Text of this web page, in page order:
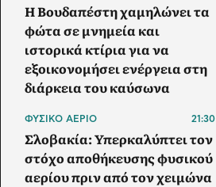
Η Βουδαπέστη χαμηλώνει τα
φώτα σε μνημεία και
ιστορικά κτίρια για να
εξοικονομήσει ενέργεια στη
διάρκεια του καύσωνα
ΦΥΣΙΚΟ ΑΕΡΙΟ 21:30
Σλοβακία: Υπερκαλύπτει τον
στόχο αποθήκευσης φυσικού
αερίου πριν από τον χειμώνα